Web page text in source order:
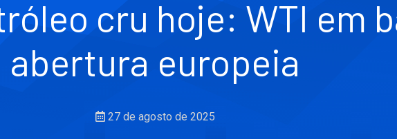
cru hoje: WTI em
abertura europeia
27 de agosto de 2025